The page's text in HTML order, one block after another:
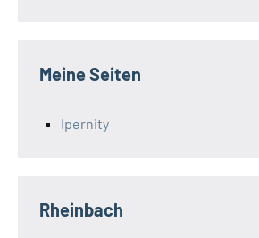
Meine Seiten
Ipernity
Rheinbach